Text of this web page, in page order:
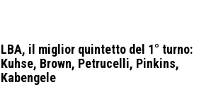
LBA, il miglior quintetto del 1° turno:
Kuhse, Brown, Petrucelli, Pinkins,
Kabengele